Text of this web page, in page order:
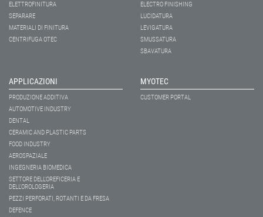
ELETTROFINITURA
SEPARARE
MATERIALI DI FINITURA
CENTRIFUGA OTEC
ELECTRO FINISHING
LUCIDATURA
LEVIGATURA
SMUSSATURA
SBAVATURA
APPLICAZIONI
PRODUZIONE ADDITIVA
AUTOMOTIVE INDUSTRY
DENTAL
CERAMIC AND PLASTIC PARTS
FOOD INDUSTRY
AEROSPAZIALE
INGEGNERIA BIOMEDICA
SETTORE DELL’OREFICERIA E
DELL’OROLOGERIA
PEZZI PERFORATI, ROTANTI E DA FRESA
DEFENCE
MYOTEC
CUSTOMER PORTAL